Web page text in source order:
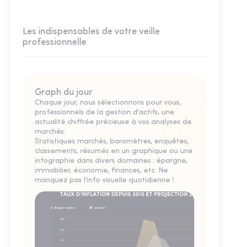
Les indispensables de votre veille
professionnelle
Graph du jour
Chaque jour, nous sélectionnons pour vous,
professionnels de la gestion d'actifs, une
actualité chiffrée précieuse à vos analyses de
marchés.
Statistiques marchés, baromètres, enquêtes,
classements, résumés en un graphique ou une
infographie dans divers domaines : épargne,
immobilier, économie, finances, etc. Ne
manquez pas l'info visuelle quotidienne !